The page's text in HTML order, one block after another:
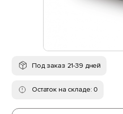
Под заказ 21-39 дней
Остаток на складе: 0